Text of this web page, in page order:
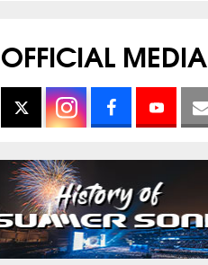
OFFICIAL MEDIA